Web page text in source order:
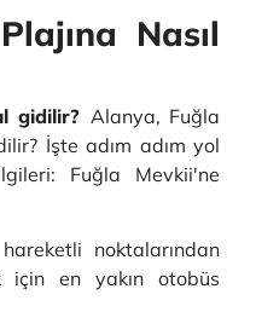
Nasıl
gidilir? Alanya, Fuğla
İşte adım adım yol
Fuğla Mevkii'ne
noktalarından
için en yakın otobüs